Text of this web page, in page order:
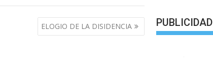
ELOGIO DE LA DISIDENCIA PUBLICIDAD